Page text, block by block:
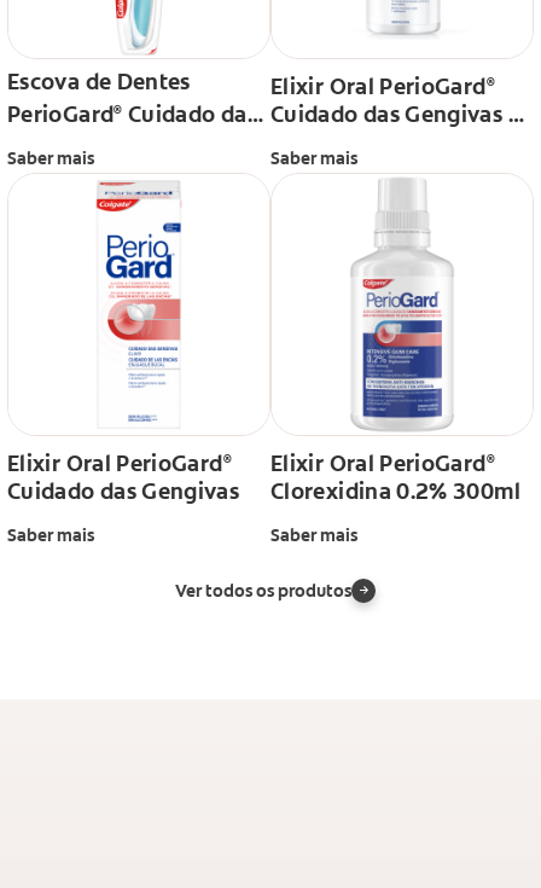
Escova de Dentes
PerioGard® Cuidado das
Saber mais
Elixir Oral PerioGard®
Cuidado das Gengivas +
Saber mais
Elixir Oral PerioGard®
Cuidado das Gengivas
Saber mais
Elixir Oral PerioGard®
Clorexidina 0.2% 300ml
Saber mais
Ver todos os produtos